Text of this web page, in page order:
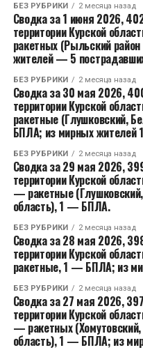
БЕЗ РУБРИКИ 2 месяца назад
Сводка за 1 июня 2026,
территории Курской
ракетных (Рыльский
жителей — 5
БЕЗ РУБРИКИ 2 месяца назад
Сводка за 30 мая 2026,
территории Курской
ракетные (Глушковский,
БПЛА; из мирных жителей
БЕЗ РУБРИКИ 2 месяца назад
Сводка за 29 мая 2026,
территории Курской
— ракетные
область), 1 — БПЛА.
БЕЗ РУБРИКИ 2 месяца назад
Сводка за 28 мая 2026,
территории Курской
ракетные, 1 — БПЛА; из
БЕЗ РУБРИКИ 2 месяца назад
Сводка за 27 мая 2026,
территории Курской
— ракетных
область), 1 — БПЛА; из